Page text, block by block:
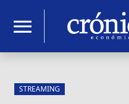
menu
STREAMING